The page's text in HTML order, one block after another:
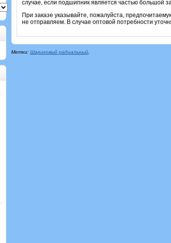
случае, если подшипник является частью большой
При заказе указывайте, пожалуйста,
не отправляем. В случае оптовой потребности
Метки: Шариковый радиальный